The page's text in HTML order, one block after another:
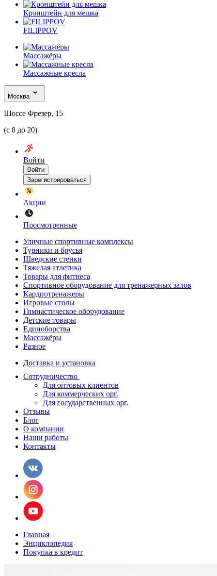
Кронштейн для мешка
FILIPPOV
Массажёры
Массажные кресла
Москва
Шоссе Фрезер, 15
(с 8 до 20)
Войти
Войти
Зарегистрироваться
Акции
Просмотренные
Уличные спортивные комплексы
Турники и брусья
Шведские стенки
Тяжелая атлетика
Товары для фитнеса
Спортивное оборудование для тренажерных залов
Кардиотренажеры
Игровые столы
Гимнастическое оборудование
Детские товары
Единоборства
Массажёры
Разное
Доставка и установка
Сотрудничество
Для оптовых клиентов
Для коммерческих орг.
Для государственных орг.
Отзывы
Блог
О компании
Наши работы
Контакты
Главная
Энциклопедия
Покупка в кредит